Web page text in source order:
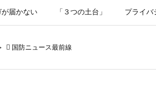
が届かない 「３つの土台」 プライバ
 国防ニュース最前線